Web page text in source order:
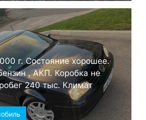
г. Состояние хорошее.
, АКП. Коробка не
240 тыс. Климат